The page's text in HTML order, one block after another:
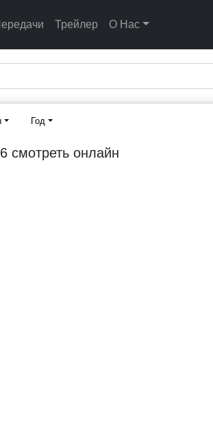
Трейлер О Нас
Год
смотреть онлайн